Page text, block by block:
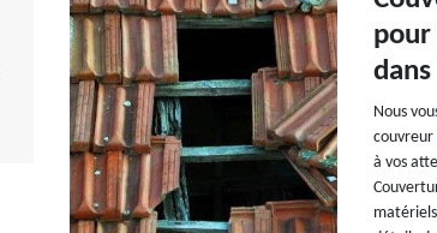
pour
Nous
couvreur
à vos